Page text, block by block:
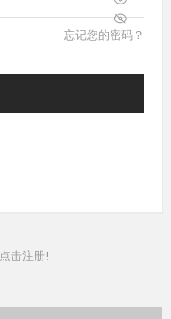
忘记您的密码？
点击注册!